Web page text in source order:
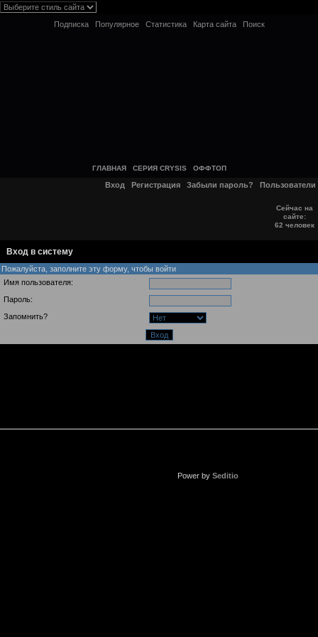
Подписка Популярное Статистика Карта сайта Поиск
ГЛАВНАЯ СЕРИЯ CRYSIS ОФФТОП
Вход Регистрация Забыли пароль? Пользователи
Сейчас на
сайте:
62 человек
Вход в систему
Пожалуйста, заполните эту форму, чтобы войти
Имя пользователя:
Пароль:
Запомнить?
Power by Seditio